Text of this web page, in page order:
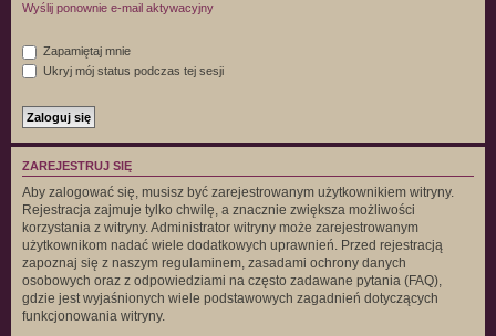
Wyślij ponownie e-mail aktywacyjny
Zapamiętaj mnie
Ukryj mój status podczas tej sesji
ZAREJESTRUJ SIĘ
Aby zalogować się, musisz być zarejestrowanym użytkownikiem witryny.
Rejestracja zajmuje tylko chwilę, a znacznie zwiększa możliwości
korzystania z witryny. Administrator witryny może zarejestrowanym
użytkownikom nadać wiele dodatkowych uprawnień. Przed rejestracją
zapoznaj się z naszym regulaminem, zasadami ochrony danych
osobowych oraz z odpowiedziami na często zadawane pytania (FAQ),
gdzie jest wyjaśnionych wiele podstawowych zagadnień dotyczących
funkcjonowania witryny.